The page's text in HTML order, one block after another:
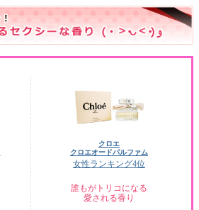
クロエ
クロエオードパルファム
女性ランキング4位
誰もがトリコになる
愛される香り